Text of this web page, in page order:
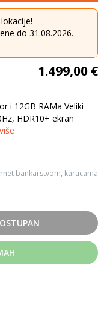
lokacije!
do 31.08.2026.
1.499,00 €
i 12GB RAMa Veliki
HDR10+ ekran
bankarstvom, karticama